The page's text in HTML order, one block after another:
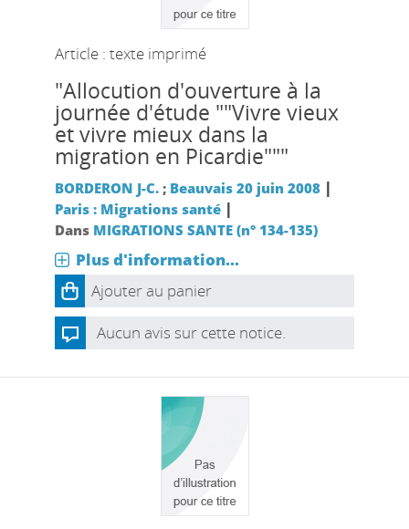
Article : texte imprimé
"Allocution d'ouverture à la
journée d'étude ""Vivre vieux
et vivre mieux dans la
migration en Picardie"""
BORDERON J-C.; Beauvais 20 juin 2008 |
Paris : Migrations santé|
Dans MIGRATIONS SANTE (n° 134-135)
Plus d'information...
Ajouter au panier
Aucun avis sur cette notice.